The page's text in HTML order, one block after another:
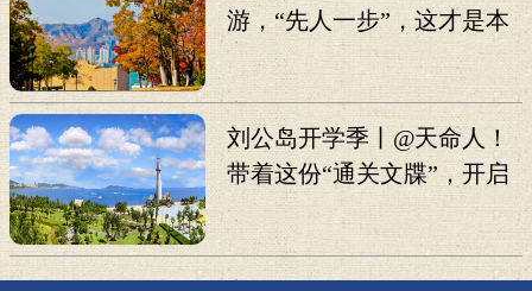
游，“先人一步”，这才是本
地人真心推荐的打卡攻略！
刘公岛开学季丨@天命人！
带着这份“通关文牒”，开启
《黑神话：悟空》线下副
本！